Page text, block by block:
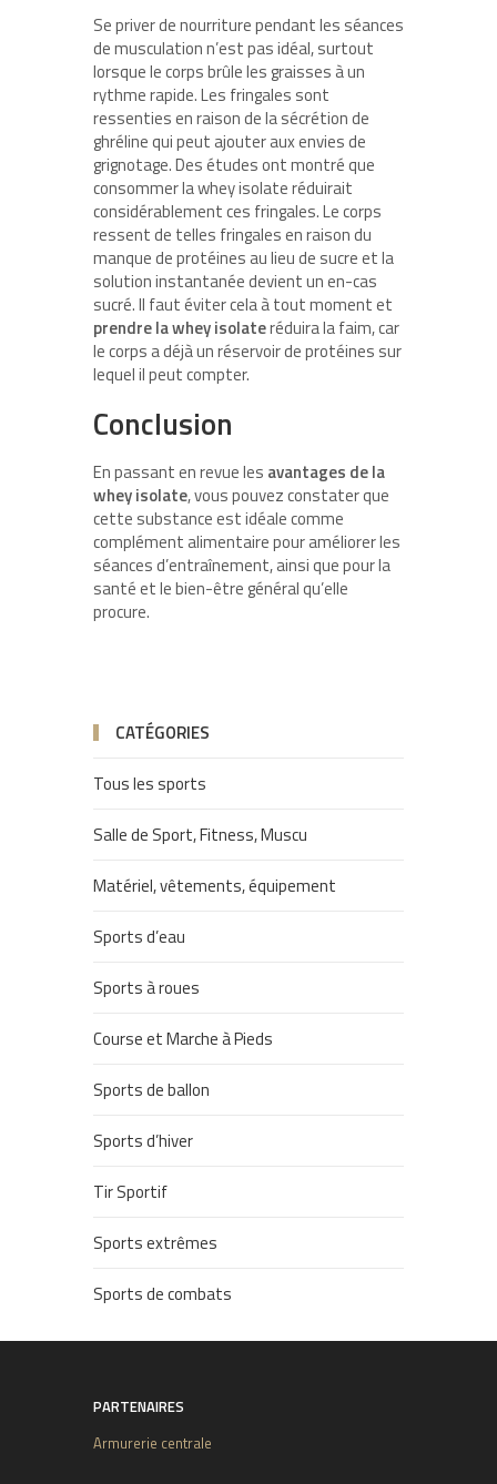
Se priver de nourriture pendant les séances
de musculation n’est pas idéal, surtout
lorsque le corps brûle les graisses à un
rythme rapide. Les fringales sont
ressenties en raison de la sécrétion de
ghréline qui peut ajouter aux envies de
grignotage. Des études ont montré que
consommer la whey isolate réduirait
considérablement ces fringales. Le corps
ressent de telles fringales en raison du
manque de protéines au lieu de sucre et la
solution instantanée devient un en-cas
sucré. Il faut éviter cela à tout moment et
prendre la whey isolateréduira la faim, car
le corps a déjà un réservoir de protéines sur
lequel il peut compter.
Conclusion
En passant en revue les avantages de la
whey isolate, vous pouvez constater que
cette substance est idéale comme
complément alimentaire pour améliorer les
séances d’entraînement, ainsi que pour la
santé et le bien-être général qu’elle
procure.
CATÉGORIES
Tous les sports
Salle de Sport, Fitness, Muscu
Matériel, vêtements, équipement
Sports d’eau
Sports à roues
Course et Marche à Pieds
Sports de ballon
Sports d’hiver
Tir Sportif
Sports extrêmes
Sports de combats
PARTENAIRES
Armurerie centrale